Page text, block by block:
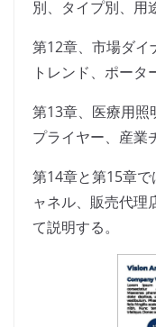
別、タイプ別、用
第12章、市場ダイ
トレンド、ポータ
第13章、医療用照
プライヤー、産業
第14章と第15章
ャネル、販売代理
て説明する。